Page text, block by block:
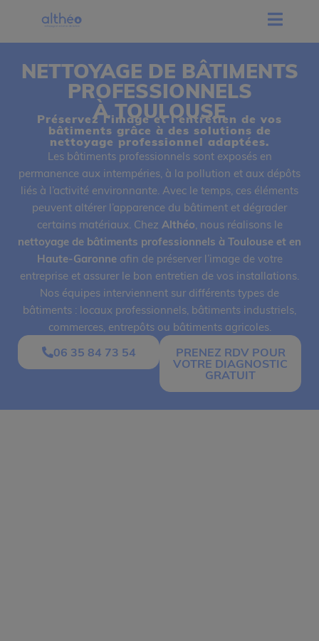
NETTOYAGE DE BÂTIMENTS
PROFESSIONNELS
À TOULOUSE
Préservez l’image et l’entretien de vos
bâtiments grâce à des solutions de
nettoyage professionnel adaptées.
Les bâtiments professionnels sont exposés en
permanence aux intempéries, à la pollution et aux dépôts
liés à l’activité environnante. Avec le temps, ces éléments
peuvent altérer l’apparence du bâtiment et dégrader
certains matériaux. Chez Althéo, nous réalisons le
nettoyage de bâtiments professionnels à Toulouse et en
Haute-Garonneafin de préserver l’image de votre
entreprise et assurer le bon entretien de vos installations.
Nos équipes interviennent sur différents types de
bâtiments : locaux professionnels, bâtiments industriels,
commerces, entrepôts ou bâtiments agricoles.
06 35 84 73 54 PRENEZ RDV POUR
VOTRE DIAGNOSTIC
GRATUIT